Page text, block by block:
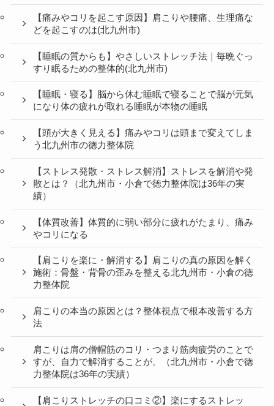
【痛みやコリを起こす原因】肩こりや腰痛、生理痛な
どを起こすのは(北九州市)
【睡眠の質からも】やさしいストレッチ法｜毎晩ぐっ
すり眠るための整体的(北九州市)
【睡眠・寝る】脳から休む睡眠で寝ることで脳が元気
になり体の疲れが取れる睡眠が本物の睡眠
【頭が大きく見える】痛みやコリは頭まで変えてしま
う北九州市の徳力整体院
【ストレス発散・ストレス解消】ストレスを解消や発
散とは？（北九州市・小倉で徳力整体院は36年の実
績）
【体質改善】体質的に弱い部分に疲れがたまり、痛み
やコリになる
【肩こりを楽に・解消する】肩こりの真の原因を解く
施術：骨盤・背骨の歪みを整える北九州市・小倉の徳
力整体院
肩こりの本当の原因とは？整体視点で根本改善する方
法
肩こりは肩の僧帽筋のコリ・つまり筋肉疲労のことで
すが、自力で解消することが。（北九州市・小倉で徳
力整体院は36年の実績）
【肩こりストレッチの口コミ②】楽にするストレッ